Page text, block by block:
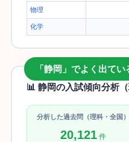
物理
化学
「静岡」でよく出て
📊 静岡の入試傾向分析（
分析した過去問（理科・全国）
20,121件